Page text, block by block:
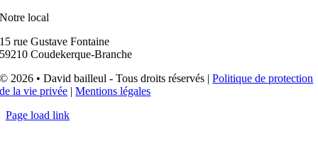
Notre local
15 rue Gustave Fontaine
59210 Coudekerque-Branche
© 2026 • David bailleul - Tous droits réservés |Politique de protection
de la vie privée |Mentions légales
Page load link